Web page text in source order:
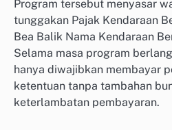
Program tersebut menyasar
tunggakan Pajak Kendaraan
Bea Balik Nama Kendaraan
Selama masa program
hanya diwajibkan membayar
ketentuan tanpa tambahan
keterlambatan pembayaran.